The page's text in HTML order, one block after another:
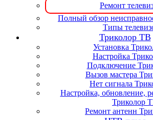
Ремонт
Полный обзор
Типы
Триколор ТВ
Установка
Настройка
Подключение
Вызов мастера
Нет сигнала
Настройка, обновление,
Триколор
Ремонт антенн